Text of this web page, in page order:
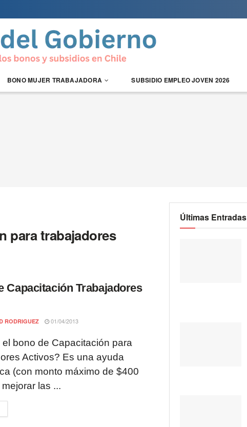
BONO MUJER TRABAJADORA SUBSIDIO EMPLEO JOVEN 2026
para trabajadores
Capacitación Trabajadores
RODRIGUEZ 01/04/2013
bono de Capacitación para
Activos? Es una ayuda
(con monto máximo de $400
las ...
Últimas Entradas